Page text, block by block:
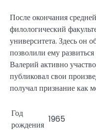
После окончания
филологический
университета. Здесь он
позволили ему
Валерий активно
публиковал свои
получал признание как
Год
рождения
1965